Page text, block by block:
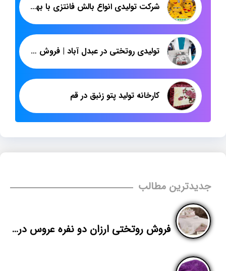
شرکت تولیدی انواع بالش فانتزی با بهترین قیمت
تولیدی روتختی در عبدل آباد | فروش عمده روتختی پسرانه جدید ایرانی | پاندا
کارخانه تولید پتو زنبق در قم
جدیدترین مطالب
فروش روتختی ارزان دو نفره عروس در تهران